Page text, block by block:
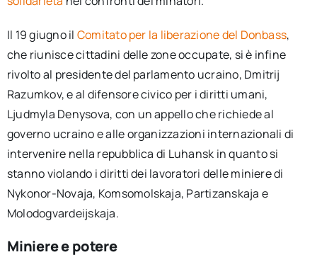
Il 19 giugno il Comitato per la liberazione del Donbass,
che riunisce cittadini delle zone occupate, si è infine
rivolto al presidente del parlamento ucraino, Dmitrij
Razumkov, e al difensore civico per i diritti umani,
Ljudmyla Denysova, con un appello che richiede al
governo ucraino e alle organizzazioni internazionali di
intervenire nella repubblica di Luhansk in quanto si
stanno violando i diritti dei lavoratori delle miniere di
Nykonor-Novaja, Komsomolskaja, Partizanskaja e
Molodogvardeijskaja.
Miniere e potere